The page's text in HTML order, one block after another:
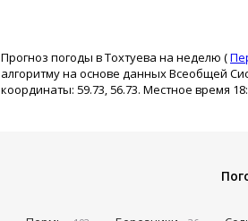
Прогноз погоды в Тохтуева на неделю (
алгоритму на основе данных Всеобщей
координаты: 59.73, 56.73. Местное время